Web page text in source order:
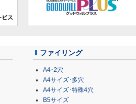
ファイリング
A4･2穴
A4サイズ･多穴
A4サイズ･特殊4穴
B5サイズ